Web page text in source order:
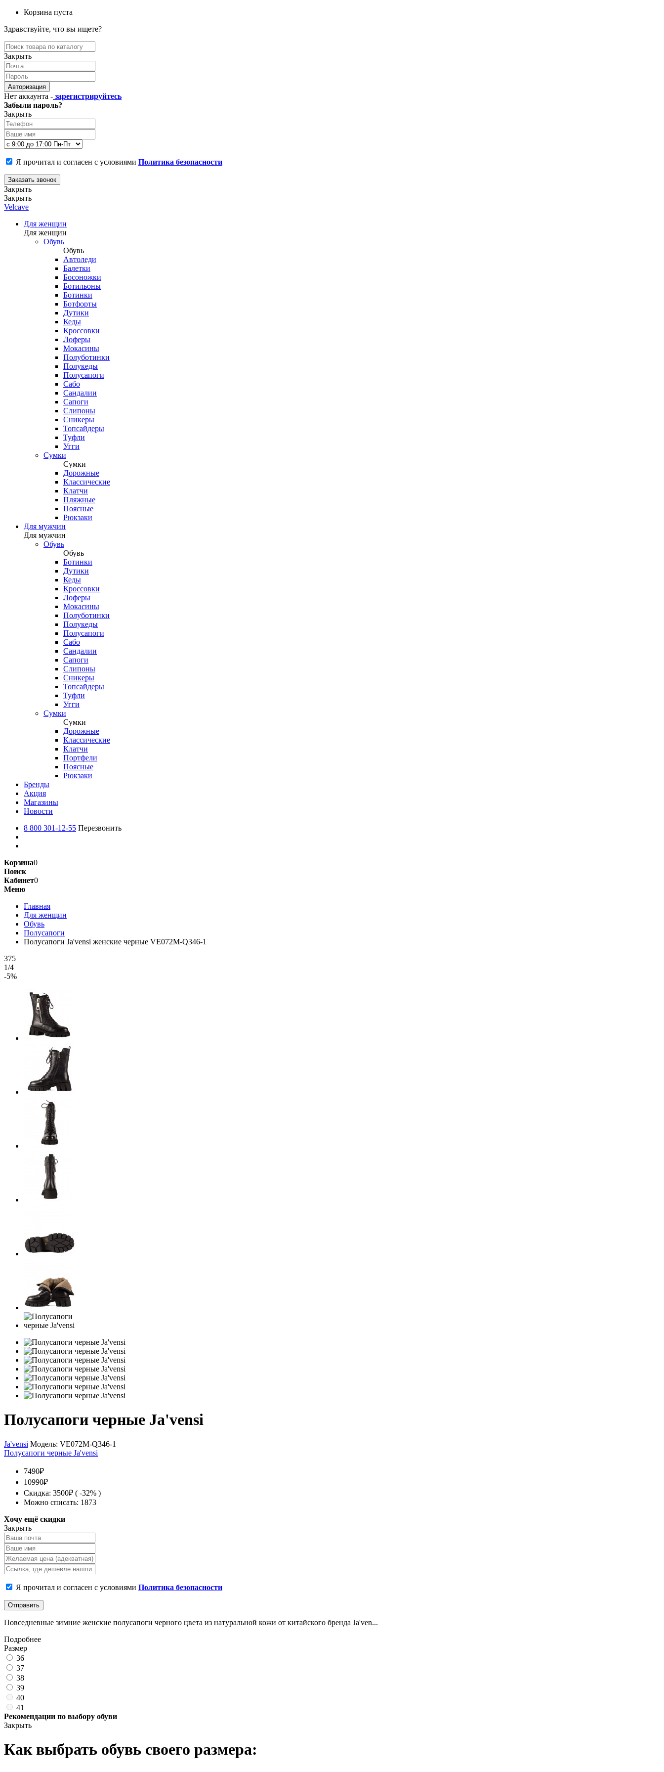
Корзина пуста
Здравствуйте, что вы ищете?
Закрыть
Авторизация
Нет аккаунта - зарегистрируйтесь
Забыли пароль?
Закрыть
Я прочитал и согласен с условиями Политика безопасности
Заказать звонок
Закрыть
Закрыть
Velcave
Для женщин
Для женщин
Обувь
Обувь
Автоледи
Балетки
Босоножки
Ботильоны
Ботинки
Ботфорты
Дутики
Кеды
Кроссовки
Лоферы
Мокасины
Полуботинки
Полукеды
Полусапоги
Сабо
Сандалии
Сапоги
Слипоны
Сникеры
Топсайдеры
Туфли
Угги
Сумки
Сумки
Дорожные
Классические
Клатчи
Пляжные
Поясные
Рюкзаки
Для мужчин
Для мужчин
Обувь
Обувь
Ботинки
Дутики
Кеды
Кроссовки
Лоферы
Мокасины
Полуботинки
Полукеды
Полусапоги
Сабо
Сандалии
Сапоги
Слипоны
Сникеры
Топсайдеры
Туфли
Угги
Сумки
Сумки
Дорожные
Классические
Клатчи
Портфели
Поясные
Рюкзаки
Бренды
Акция
Магазины
Новости
8 800 301-12-55 Перезвонить
Корзина0
Поиск
Кабинет0
Меню
Главная
Для женщин
Обувь
Полусапоги
Полусапоги Ja'vensi женские черные VE072M-Q346-1
375
1/4
-5%
Полусапоги черные Ja'vensi
Ja'vensi Модель: VE072M-Q346-1
Полусапоги черные Ja'vensi
7490₽
10990₽
Скидка: 3500₽ ( -32% )
Можно списать: 1873
Хочу ещё скидки
Закрыть
Я прочитал и согласен с условиями Политика безопасности
Отправить
Повседневные зимние женские полусапоги черного цвета из натуральной кожи от китайского бренда Ja'ven...
Подробнее
Размер
36
37
38
39
40
41
Рекомендации по выбору обуви
Закрыть
Как выбрать обувь своего размера: